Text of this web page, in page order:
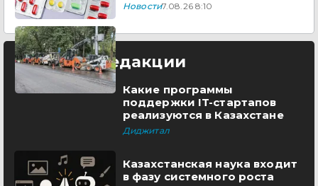
Новости7.08.26 8:10
Выбор редакции
Какие программы
поддержки IT-стартапов
реализуются в Казахстане
Диджитал
Казахстанская наука входит
в фазу системного роста